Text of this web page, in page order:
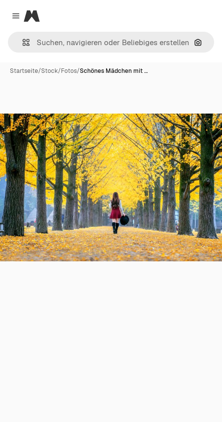
Close menu
Magnific
Nach
Startseite/Stock/Fotos/Schönes Mädchen mit …